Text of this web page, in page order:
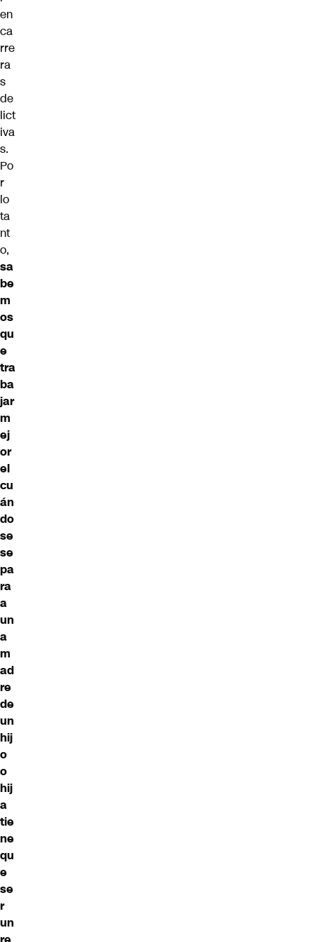
en
ca
rre
ra
s
de
lict
iva
s.
Po
r
lo
ta
nt
o,
sa
be
m
os
qu
e
tra
ba
jar
m
ej
or
el
cu
án
do
se
se
pa
ra
a
un
a
m
ad
re
de
un
hij
o
o
hij
a
tie
ne
qu
e
se
r
un